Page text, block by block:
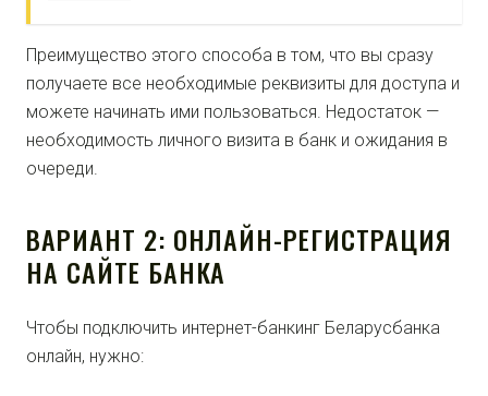
Преимущество этого способа в том, что вы сразу
получаете все необходимые реквизиты для доступа и
можете начинать ими пользоваться. Недостаток —
необходимость личного визита в банк и ожидания в
очереди.
ВАРИАНТ 2: ОНЛАЙН-РЕГИСТРАЦИЯ
НА САЙТЕ БАНКА
Чтобы подключить интернет-банкинг Беларусбанка
онлайн, нужно: